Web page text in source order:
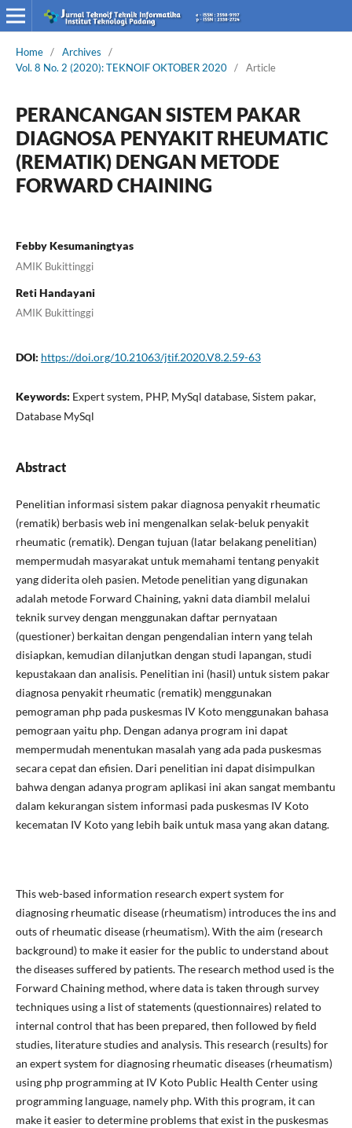
Home / Archives
/
Vol. 8 No. 2 (2020): TEKNOIF OKTOBER 2020 / Article
PERANCANGAN SISTEM PAKAR
DIAGNOSA PENYAKIT RHEUMATIC
(REMATIK) DENGAN METODE
FORWARD CHAINING
Febby Kesumaningtyas
AMIK Bukittinggi
Reti Handayani
AMIK Bukittinggi
DOI: https://doi.org/10.21063/jtif.2020.V8.2.59-63
Keywords: Expert system, PHP, MySql database, Sistem pakar,
Database MySql
Abstract
Penelitian informasi sistem pakar diagnosa penyakit rheumatic
(rematik) berbasis web ini mengenalkan selak-beluk penyakit
rheumatic (rematik). Dengan tujuan (latar belakang penelitian)
mempermudah masyarakat untuk memahami tentang penyakit
yang diderita oleh pasien. Metode penelitian yang digunakan
adalah metode Forward Chaining, yakni data diambil melalui
teknik survey dengan menggunakan daftar pernyataan
(questioner) berkaitan dengan pengendalian intern yang telah
disiapkan, kemudian dilanjutkan dengan studi lapangan, studi
kepustakaan dan analisis. Penelitian ini (hasil) untuk sistem pakar
diagnosa penyakit rheumatic (rematik) menggunakan
pemograman php pada puskesmas IV Koto menggunakan bahasa
pemograan yaitu php. Dengan adanya program ini dapat
mempermudah menentukan masalah yang ada pada puskesmas
secara cepat dan efisien. Dari penelitian ini dapat disimpulkan
bahwa dengan adanya program aplikasi ini akan sangat membantu
dalam kekurangan sistem informasi pada puskesmas IV Koto
kecematan IV Koto yang lebih baik untuk masa yang akan datang.
This web-based information research expert system for
diagnosing rheumatic disease (rheumatism) introduces the ins and
outs of rheumatic disease (rheumatism). With the aim (research
background) to make it easier for the public to understand about
the diseases suffered by patients. The research method used is the
Forward Chaining method, where data is taken through survey
techniques using a list of statements (questionnaires) related to
internal control that has been prepared, then followed by field
studies, literature studies and analysis. This research (results) for
an expert system for diagnosing rheumatic diseases (rheumatism)
using php programming at IV Koto Public Health Center using
programming language, namely php. With this program, it can
make it easier to determine problems that exist in the puskesmas